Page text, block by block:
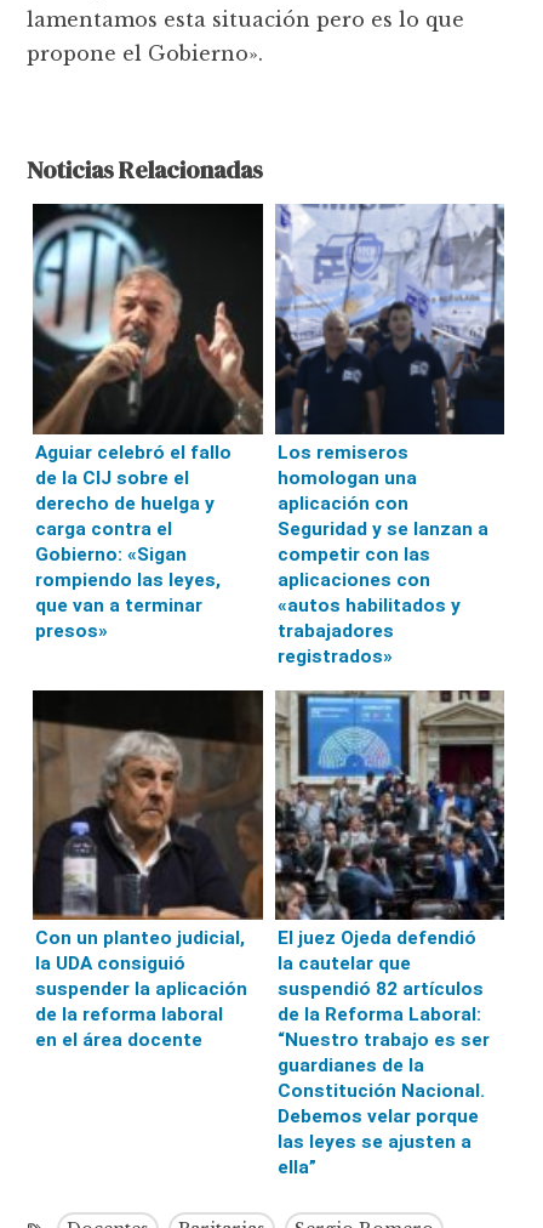
lamentamos esta situación pero es lo que
propone el Gobierno».
Noticias Relacionadas
Aguiar celebró el fallo
de la CIJ sobre el
derecho de huelga y
carga contra el
Gobierno: «Sigan
rompiendo las leyes,
que van a terminar
presos»
Los remiseros
homologan una
aplicación con
Seguridad y se lanzan a
competir con las
aplicaciones con
«autos habilitados y
trabajadores
registrados»
Con un planteo judicial,
la UDA consiguió
suspender la aplicación
de la reforma laboral
en el área docente
El juez Ojeda defendió
la cautelar que
suspendió 82 artículos
de la Reforma Laboral:
“Nuestro trabajo es ser
guardianes de la
Constitución Nacional.
Debemos velar porque
las leyes se ajusten a
ella”